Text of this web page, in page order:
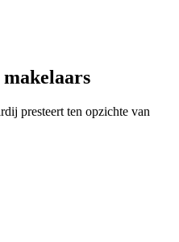
presteert ten opzichte van